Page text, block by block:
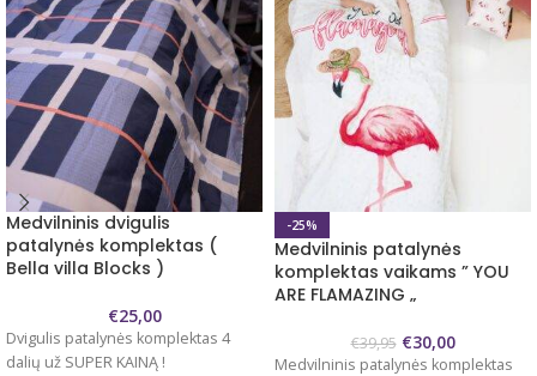
Medvilninis dvigulis
patalynės komplektas (
Bella villa Blocks )
€25,00
Dvigulis patalynės komplektas 4
dalių už SUPER KAINĄ !
-25%
Medvilninis patalynės
komplektas vaikams ” YOU
ARE FLAMAZING „
€39,95 €30,00
Medvilninis patalynės komplektas